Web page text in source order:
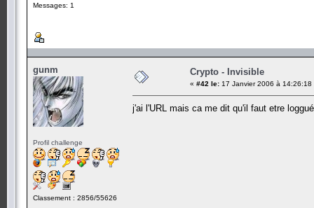
Messages: 1
gunm
Profil challenge
Classement : 2856/55626
Crypto - Invisible
« #42 le: 17 Janvier 2006 à 14:26:18
j'ai l'URL mais ca me dit qu'il faut etre